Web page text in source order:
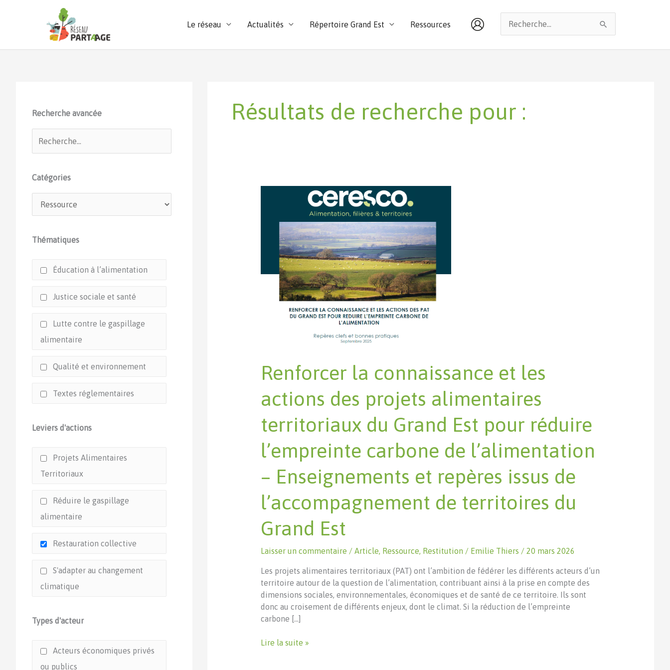
Le réseau Actualités Répertoire Grand Est Ressources
Rechercher :
Recherche avancée
Catégories
Thématiques
Éducation à l’alimentation
Justice sociale et santé
Lutte contre le gaspillage
alimentaire
Qualité et environnement
Textes réglementaires
Leviers d'actions
Projets Alimentaires
Territoriaux
Réduire le gaspillage
alimentaire
Restauration collective
S'adapter au changement
climatique
Types d'acteur
Acteurs économiques privés
ou publics
Résultats de recherche pour :
Renforcer la connaissance et les
actions des projets alimentaires
territoriaux du Grand Est pour réduire
l’empreinte carbone de l’alimentation
– Enseignements et repères issus de
l’accompagnement de territoires du
Grand Est
Laisser un commentaire / Article, Ressource, Restitution / Emilie Thiers / 20 mars 2026
Les projets alimentaires territoriaux (PAT) ont l’ambition de fédérer les différents acteurs d’un
territoire autour de la question de l’alimentation, contribuant ainsi à la prise en compte des
dimensions sociales, environnementales, économiques et de santé de ce territoire. Ils sont
donc au croisement de différents enjeux, dont le climat. Si la réduction de l’empreinte
carbone […]
Renforcer
Lire la suite »